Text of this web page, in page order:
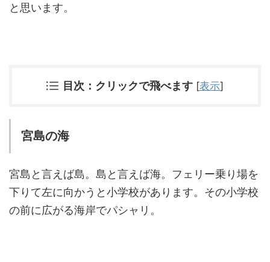
と思います。
目次：クリックで飛べます [表示]
宮島の海
宮島と言えば島。島と言えば海。フェリー乗り場を
下りて左に向かうと小学校があります。その小学校
の前に広がる海岸でパシャリ。